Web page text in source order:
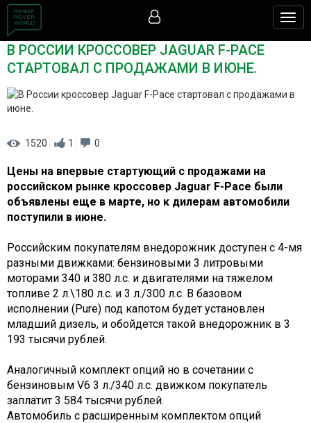
В РОССИИ КРОССОВЕР JAGUAR F-PACE
СТАРТОВАЛ С ПРОДАЖАМИ В ИЮНЕ.
1520 1 0
Цены на впервые стартующий с продажами на
российском рынке кроссовер Jaguar F-Pace были
объявлены еще в марте, но к дилерам автомобили
поступили в июне.
Российским покупателям внедорожник доступен с 4-мя
разными движками: бензиновыми 3 литровыми
моторами 340 и 380 л.с. и двигателями на тяжелом
топливе 2 л.\180 л.с. и 3 л./300 л.с. В базовом
исполнении (Pure) под капотом будет установлен
младший дизель, и обойдется такой внедорожник в 3
193 тысячи рублей.
Аналогичный комплект опций но в сочетании с
бензиновым V6 3 л./340 л.с. движком покупатель
заплатит 3 584 тысячи рублей.
Автомобиль с расширенным комплектом опций